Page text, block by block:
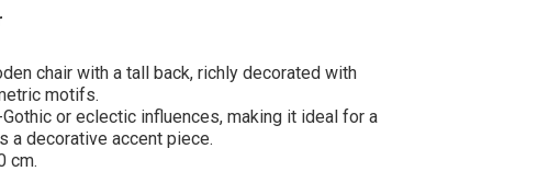
chair with a tall back, richly decorated with
motifs.
or eclectic influences, making it ideal for a
a decorative accent piece.
cm.